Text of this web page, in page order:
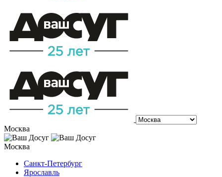
Москва
Москва
Санкт-Петербург
Ярославль